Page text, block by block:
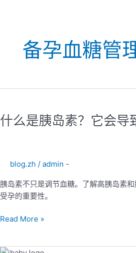
备孕血糖管
什么是胰岛素？它会导
blog.zh / admin -
胰岛素不只是调节血糖。了解高胰岛素
受孕的重要性。
是
胰
会
导
致
不
Read More »